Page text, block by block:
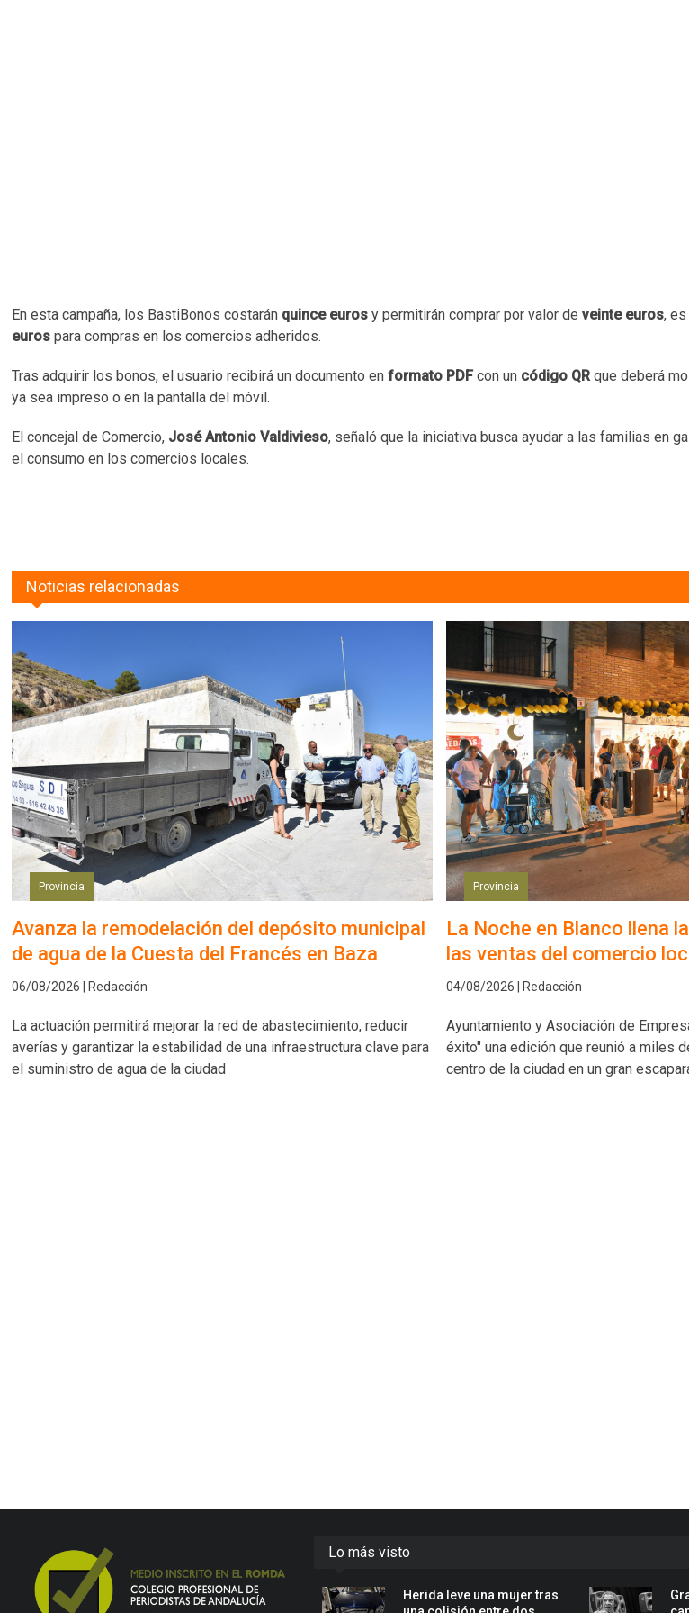
En esta campaña, los BastiBonos costarán quince euros y permitirán comprar por valor deveinte euros, es
euros para compras en los comercios adheridos.
Tras adquirir los bonos, el usuario recibirá un documento enformato PDFcon un código QR que deberá
ya sea impreso o en la pantalla del móvil.
El concejal de Comercio, José Antonio Valdivieso, señaló que la iniciativa busca ayudar a las familias en
el consumo en los comercios locales.
Noticias relacionadas
Provincia
Avanza la remodelación del depósito municipal
de agua de la Cuesta del Francés en Baza
06/08/2026 | Redacción
La actuación permitirá mejorar la red de abastecimiento, reducir
averías y garantizar la estabilidad de una infraestructura clave para
el suministro de agua de la ciudad
Provincia
La Noche en Blanco llena
las ventas del comercio
04/08/2026 | Redacción
Ayuntamiento y Asociación de
éxito" una edición que reunió a miles
centro de la ciudad en un gran
Lo más visto
Herida leve una mujer tras